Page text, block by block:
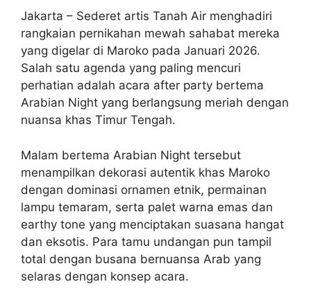
Jakarta – Sederet artis Tanah Air menghadiri
rangkaian pernikahan mewah sahabat mereka
yang digelar di Maroko pada Januari 2026.
Salah satu agenda yang paling mencuri
perhatian adalah acara after party bertema
Arabian Night yang berlangsung meriah dengan
nuansa khas Timur Tengah.
Malam bertema Arabian Night tersebut
menampilkan dekorasi autentik khas Maroko
dengan dominasi ornamen etnik, permainan
lampu temaram, serta palet warna emas dan
earthy tone yang menciptakan suasana hangat
dan eksotis. Para tamu undangan pun tampil
total dengan busana bernuansa Arab yang
selaras dengan konsep acara.